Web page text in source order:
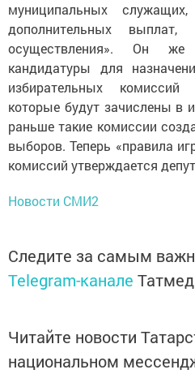
муниципальных
дополнительных
осуществления». Он же
кандидатуры для
избирательных
которые будут зачислены в
раньше такие комиссии
выборов. Теперь «правила
комиссий утверждается
Новости СМИ2
Следите за самым
Telegram-канале
Читайте новости
национальном